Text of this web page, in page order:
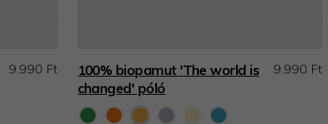
9.990 Ft
100% biopamut 'The world is
changed' póló
9.990 Ft